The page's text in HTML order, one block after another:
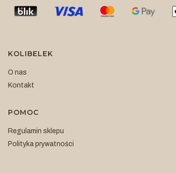
Linki w stopce
KOLIBELEK
O nas
Kontakt
POMOC
Regulamin sklepu
Polityka prywatności